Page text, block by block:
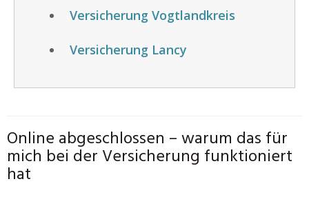
Versicherung Vogtlandkreis
Versicherung Lancy
Online abgeschlossen – warum das für
mich bei der Versicherung funktioniert
hat